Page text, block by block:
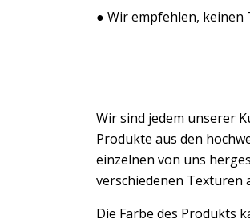
● Wir empfehlen, keinen
Wir sind jedem unserer
Produkte aus den
einzelnen von uns
verschiedenen Texturen
Die Farbe des Produkts